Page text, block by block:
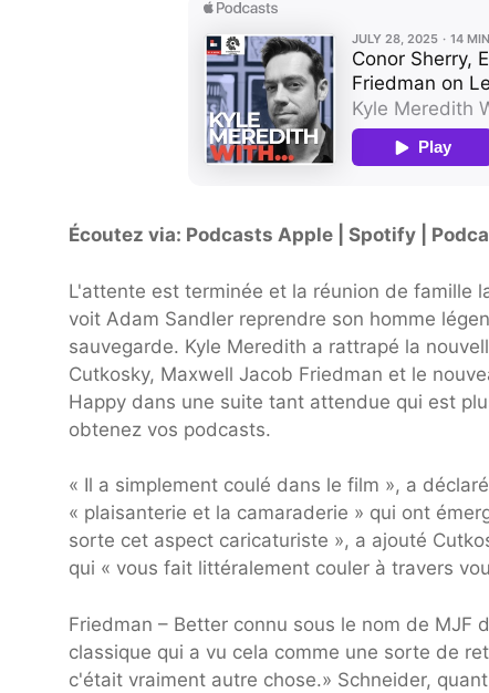
Écoutez via: Podcasts Apple | Spotify |
L'attente est terminée et la réunion de famille
voit Adam Sandler reprendre son homme
sauvegarde. Kyle Meredith a rattrapé la
Cutkosky, Maxwell Jacob Friedman et le
Happy dans une suite tant attendue qui est
obtenez vos podcasts.
« Il a simplement coulé dans le film », a
« plaisanterie et la camaraderie » qui ont
sorte cet aspect caricaturiste », a ajouté
qui « vous fait littéralement couler à travers
Friedman – Better connu sous le nom de MJF
classique qui a vu cela comme une sorte de
c'était vraiment autre chose.» Schneider,